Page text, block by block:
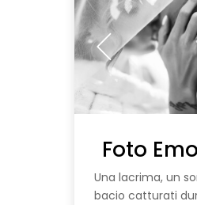
Una lacrima, un
bacio catturati